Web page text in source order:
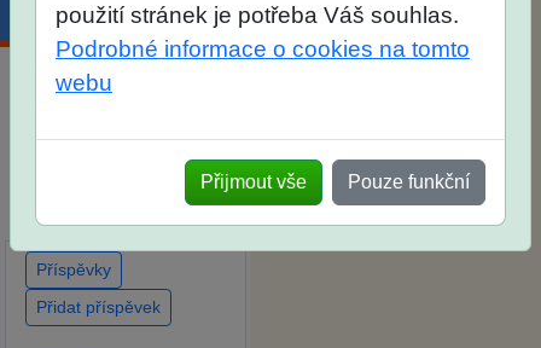
Účet Košík
u zkoušek na SŠ? Vaše
ohlasy po skutečných
přijímacích zkouškách
použití stránek je potřeba Váš souhlas.
Podrobné informace o cookies na tomto
webu
Přijmout vše Pouze funkční
Příspěvky
Přidat příspěvek